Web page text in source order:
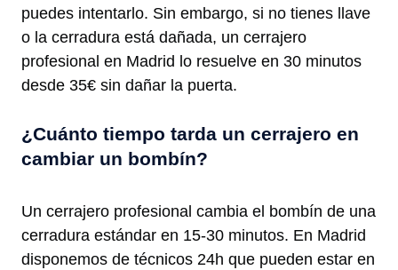
puedes intentarlo. Sin embargo, si no tienes llave
o la cerradura está dañada, un cerrajero
profesional en Madrid lo resuelve en 30 minutos
desde 35€ sin dañar la puerta.
¿Cuánto tiempo tarda un cerrajero en
cambiar un bombín?
Un cerrajero profesional cambia el bombín de una
cerradura estándar en 15-30 minutos. En Madrid
disponemos de técnicos 24h que pueden estar en